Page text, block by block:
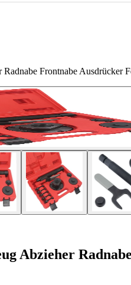
Frontnabe Ausdrücker
Abzieher